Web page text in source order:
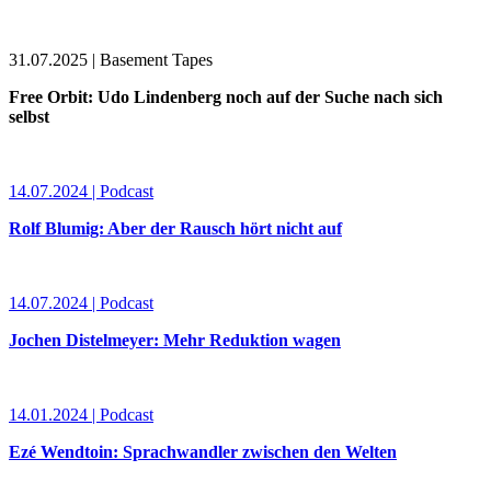
31.07.2025 | Basement Tapes
Free Orbit: Udo Lindenberg noch auf der Suche nach sich
selbst
14.07.2024 | Podcast
Rolf Blumig: Aber der Rausch hört nicht auf
14.07.2024 | Podcast
Jochen Distelmeyer: Mehr Reduktion wagen
14.01.2024 | Podcast
Ezé Wendtoin: Sprachwandler zwischen den Welten